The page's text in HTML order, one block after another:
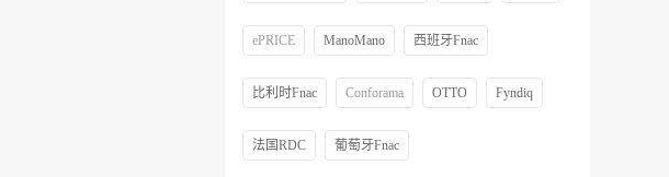
ePRICE ManoMano 西班牙Fnac
比利时Fnac Conforama OTTO Fyndiq
法国RDC 葡萄牙Fnac